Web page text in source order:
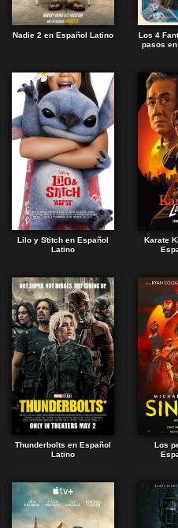
Nadie 2 en Español Latino
Los 4
pasos
Lilo y Stitch en Español
Latino
Karate
Thunderbolts en Español
Latino
Los